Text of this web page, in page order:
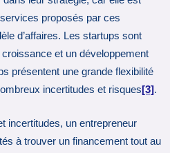
proposés par ces
d’affaires. Les startups sont
et un développement
présentent une grande flexibilité
incertitudes et risques[3].
incertitudes, un entrepreneur
à trouver un financement tout au